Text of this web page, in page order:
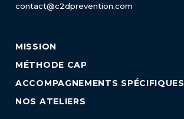
contact@c2dprevention.com
MISSION
MÉTHODE CAP
ACCOMPAGNEMENTS SPÉCIFIQUES
NOS ATELIERS